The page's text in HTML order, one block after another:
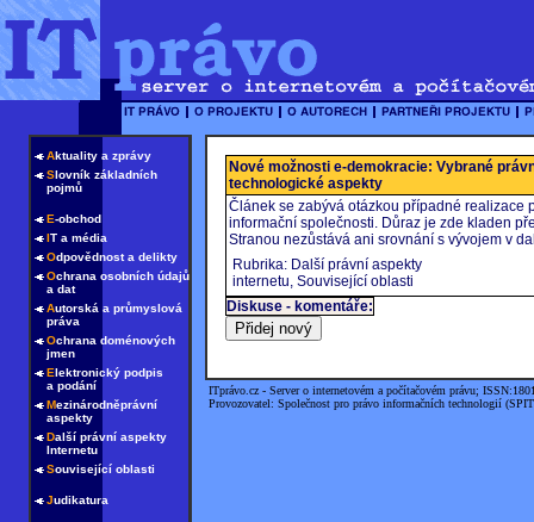
Aktuality a zprávy
Slovník základních
pojmů
E-obchod
IT a média
Odpovědnost a delikty
Ochrana osobních údajů
a dat
Autorská a průmyslová
práva
Ochrana doménových
jmen
Elektronický podpis
a podání
Mezinárodněprávní
aspekty
Další právní aspekty
Internetu
Související oblasti
Judikatura
Nové možnosti e-demokracie: Vybrané
technologické aspekty
Článek se zabývá otázkou případné realizace
informační společnosti. Důraz je zde kladen
Stranou nezůstává ani srovnání s vývojem v
Rubrika: Další právní aspekty
internetu, Související oblasti
Diskuse - komentáře:
ITprávo.cz - Server o internetovém a počítačovém právu;
Provozovatel: Společnost pro právo informačních technologií